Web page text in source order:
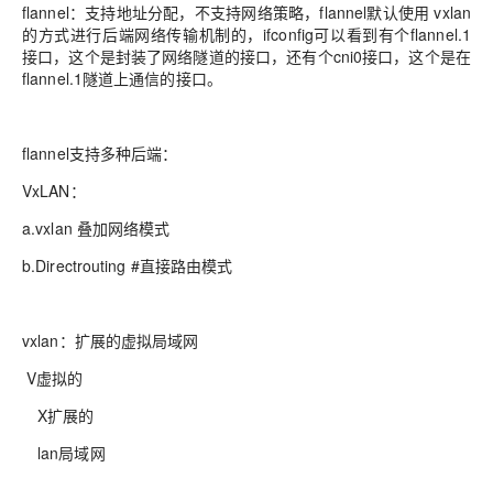
flannel：支持地址分配，不支持网络策略，flannel默认使用 vxlan
的方式进行后端网络传输机制的，ifconfig可以看到有个flannel.1
接口，这个是封装了网络隧道的接口，还有个cni0接口，这个是在
flannel.1隧道上通信的接口。
flannel支持多种后端：
VxLAN：
a.vxlan 叠加网络模式
b.Directrouting #直接路由模式
vxlan：扩展的虚拟局域网
V虚拟的
X扩展的
lan局域网